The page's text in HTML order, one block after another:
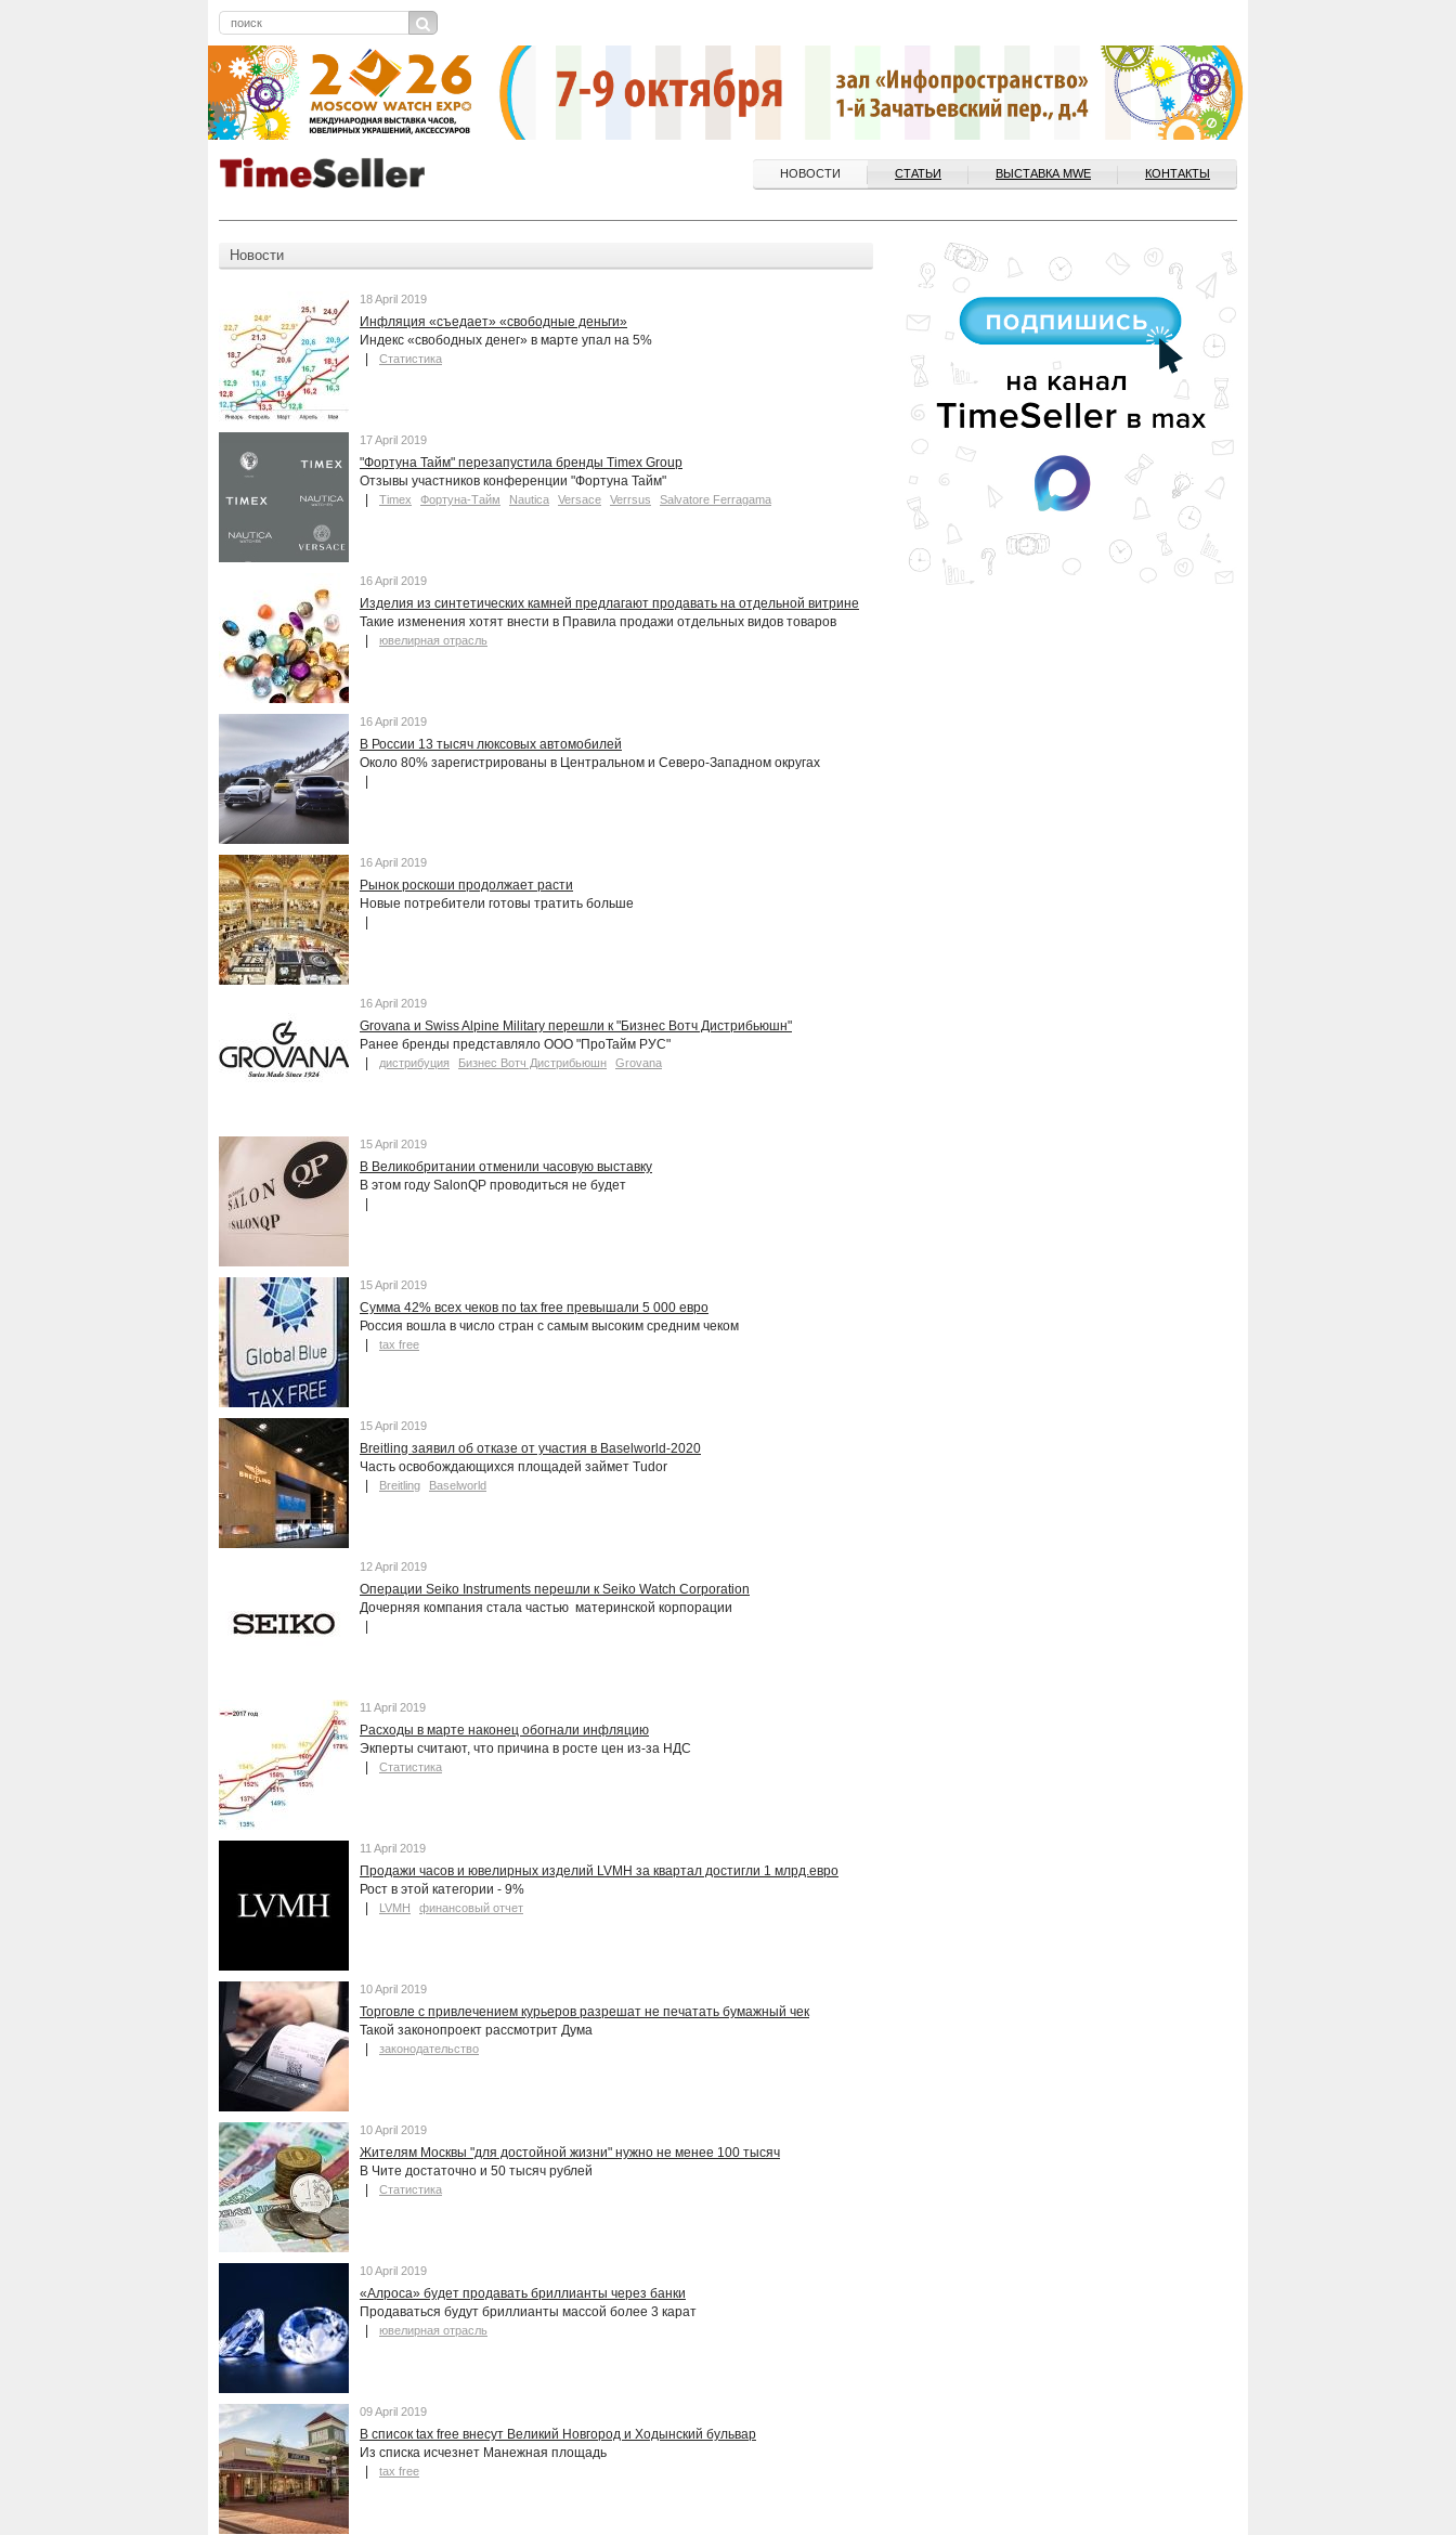
НОВОСТИ СТАТЬИ ВЫСТАВКА MWE КОНТАКТЫ
Новости
18 April 2019
Инфляция «съедает» «свободные деньги»
Индекс «свободных денег» в марте упал на 5%
Статистика
17 April 2019
"Фортуна Тайм" перезапустила бренды Timex Group
Отзывы участников конференции "Фортуна Тайм"
Timex Фортуна-Тайм Nautica Versace Verrsus Salvatore Ferragama
16 April 2019
Изделия из синтетических камней предлагают продавать на отдельной витрине
Такие изменения хотят внести в Правила продажи отдельных видов товаров
ювелирная отрасль
16 April 2019
В России 13 тысяч люксовых автомобилей
Около 80% зарегистрированы в Центральном и Северо-Западном округах
16 April 2019
Рынок роскоши продолжает расти
Новые потребители готовы тратить больше
16 April 2019
Grovana и Swiss Alpine Military перешли к "Бизнес Вотч Дистрибьюшн"
Ранее бренды представляло ООО "ПроТайм РУС"
дистрибуция Бизнес Вотч Дистрибьюшн Grovana
15 April 2019
В Великобритании отменили часовую выставку
В этом году SalonQP проводиться не будет
15 April 2019
Сумма 42% всех чеков по tax free превышали 5 000 евро
Россия вошла в число стран с самым высоким средним чеком
tax free
15 April 2019
Breitling заявил об отказе от участия в Baselworld-2020
Часть освобождающихся площадей займет Tudor
Breitling Baselworld
12 April 2019
Операции Seiko Instruments перешли к Seiko Watch Corporation
Дочерняя компания стала частью материнской корпорации
11 April 2019
Расходы в марте наконец обогнали инфляцию
Экперты считают, что причина в росте цен из-за НДС
Статистика
11 April 2019
Продажи часов и ювелирных изделий LVMH за квартал достигли 1 млрд.евро
Рост в этой категории - 9%
LVMH финансовый отчет
10 April 2019
Торговле с привлечением курьеров разрешат не печатать бумажный чек
Такой законопроект рассмотрит Дума
законодательство
10 April 2019
Жителям Москвы "для достойной жизни" нужно не менее 100 тысяч
В Чите достаточно и 50 тысяч рублей
Статистика
10 April 2019
«Алроса» будет продавать бриллианты через банки
Продаваться будут бриллианты массой более 3 карат
ювелирная отрасль
09 April 2019
В список tax free внесут Великий Новгород и Ходынский бульвар
Из списка исчезнет Манежная площадь
tax free